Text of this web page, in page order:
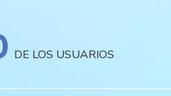
DE LOS USUARIOS